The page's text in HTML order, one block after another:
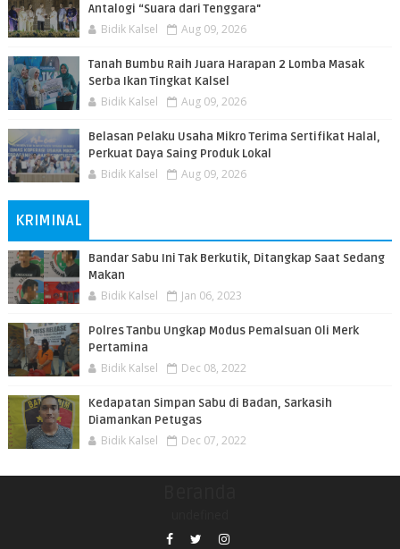
Antalogi “Suara dari Tenggara"
Bidik Kalsel Aug 09, 2026
Tanah Bumbu Raih Juara Harapan 2 Lomba Masak
Serba Ikan Tingkat Kalsel
Bidik Kalsel Aug 09, 2026
Belasan Pelaku Usaha Mikro Terima Sertifikat Halal,
Perkuat Daya Saing Produk Lokal
Bidik Kalsel Aug 09, 2026
KRIMINAL
Bandar Sabu Ini Tak Berkutik, Ditangkap Saat Sedang
Makan
Bidik Kalsel Jan 06, 2023
Polres Tanbu Ungkap Modus Pemalsuan Oli Merk
Pertamina
Bidik Kalsel Dec 08, 2022
Kedapatan Simpan Sabu di Badan, Sarkasih
Diamankan Petugas
Bidik Kalsel Dec 07, 2022